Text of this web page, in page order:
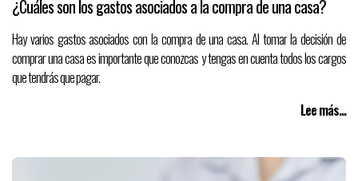
¿Cuáles son los gastos asociados a la compra de una casa?
Hay varios gastos asociados con la compra de una casa. Al tomar la decisión de
comprar una casa es importante que conozcas y tengas en cuenta todos los cargos
que tendrás que pagar.
Lee más...